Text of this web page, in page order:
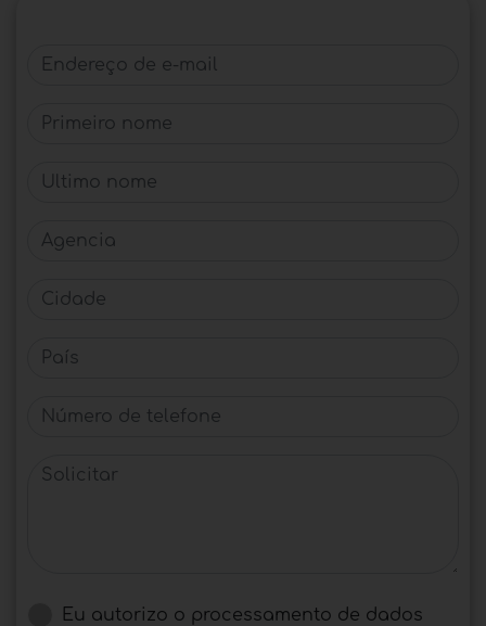
Endereço de e-mail
Primeiro nome
Último nome
Agencia
Cidade
País
Número de telefone
Solicitar
Eu autorizo ​​o processamento de dados